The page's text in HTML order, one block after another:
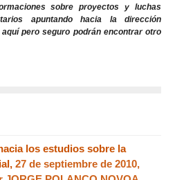
sobre proyectos y luchas
apuntando hacia la dirección
pero seguro podrán encontrar otro
los estudios sobre la
27 de septiembre de 2010,